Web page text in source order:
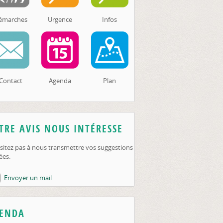
Urgence Infos
Agenda Plan
AVIS NOUS INTÉRESSE
pas à nous transmettre vos suggestions
Envoyer un mail